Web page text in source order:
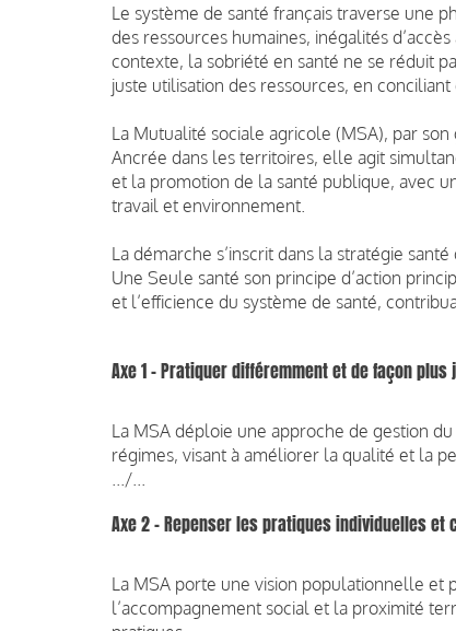
Le système de santé français traverse une
des ressources humaines, inégalités
contexte, la sobriété en santé ne se réduit
juste utilisation des ressources, en
La Mutualité sociale agricole (MSA), par
Ancrée dans les territoires, elle agit
et la promotion de la santé publique, avec
travail et environnement.
La démarche s’inscrit dans la stratégie
Une Seule santé son principe d’action
et l’efficience du système de santé,
Axe 1 – Pratiquer différemment et de façon plus
La MSA déploie une approche de gestion
régimes, visant à améliorer la qualité et la
.../...
Axe 2 – Repenser les pratiques individuelles et
La MSA porte une vision populationnelle et
l’accompagnement social et la proximité